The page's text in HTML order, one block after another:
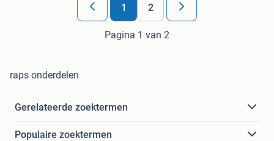
1 2
Pagina 1 van 2
raps onderdelen
Gerelateerde zoektermen
Populaire zoektermen